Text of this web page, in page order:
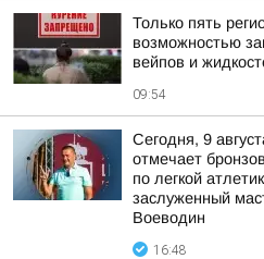
Только пять
возможностью
вейпов и
09:54
Сегодня, 9
отмечает
по легкой
заслуженный
Воеводин
16:48